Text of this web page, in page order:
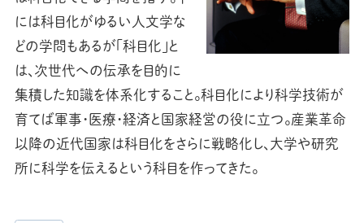
には科目化がゆるい人文学な
どの学問もあるが「科目化」と
は、次世代への伝承を目的に
集積した知識を体系化すること。科目化により科学技術が
育てば軍事・医療・経済と国家経営の役に立つ。産業革命
以降の近代国家は科目化をさらに戦略化し、大学や研究
所に科学を伝えるという科目を作ってきた。